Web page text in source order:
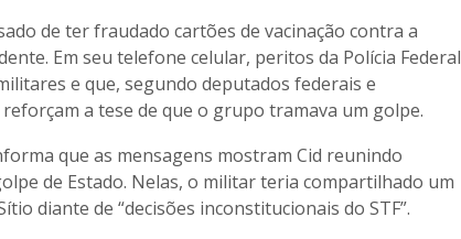
de ter fraudado cartões de vacinação contra a
Em seu telefone celular, peritos da Polícia Federal
e que, segundo deputados federais e
a tese de que o grupo tramava um golpe.
que as mensagens mostram Cid reunindo
de Estado. Nelas, o militar teria compartilhado um
diante de “decisões inconstitucionais do STF”.